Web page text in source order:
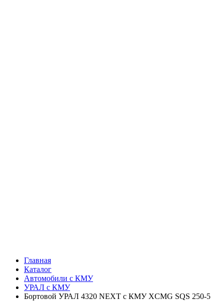
Главная
Каталог
Автомобили с КМУ
УРАЛ с КМУ
Бортовой УРАЛ 4320 NEXT с КМУ XCMG SQS 250-5